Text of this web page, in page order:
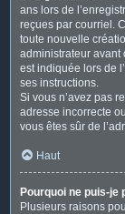
ans lors de
reçues par courriel.
toute nouvelle
administrateur avant
est indiquée lors de
ses instructions.
Si vous n’avez pas
adresse incorrecte
vous êtes sûr de
Haut
Pourquoi ne puis-je
Plusieurs raisons